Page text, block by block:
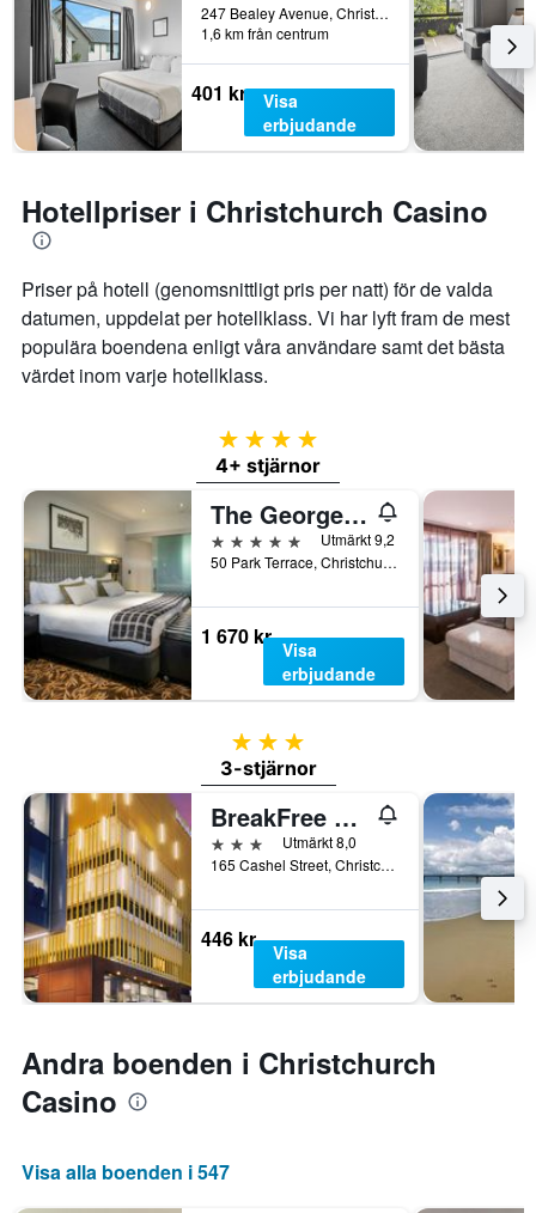
247 Bealey Avenue, Christchurch, Nya Zeeland
1,6 km från centrum
401 kr
Visa
erbjudande
Hotellpriser i Christchurch Casino
Priser på hotell (genomsnittligt pris per natt) för de valda
datumen, uppdelat per hotellklass. Vi har lyft fram de mest
populära boendena enligt våra användare samt det bästa
värdet inom varje hotellklass.
4 stjärnor
4+ stjärnor
The George Christchurch
5 stjärnor
Utmärkt 9,2
50 Park Terrace, Christchurch, Nya Zeeland
1 670 kr
Visa
erbjudande
3 stjärnor
3-stjärnor
BreakFree on Cashel Christchurch
3 stjärnorUtmärkt 8,0
165 Cashel Street, Christchurch, Nya Zeeland
446 kr
Visa
erbjudande
Andra boenden i Christchurch
Casino
Visa alla boenden i 547